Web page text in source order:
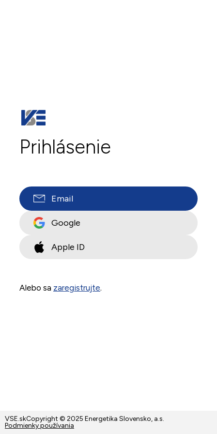
Prihlásenie
Email
Google
Apple ID
Alebo sa zaregistrujte.
VSE.skCopyright © 2025 Energetika Slovensko, a.s.
Podmienky používania